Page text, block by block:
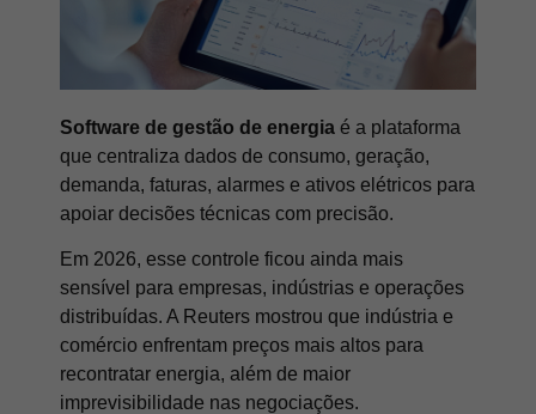
Software de gestão de energia é a plataforma
que centraliza dados de consumo, geração,
demanda, faturas, alarmes e ativos elétricos para
apoiar decisões técnicas com precisão.
Em 2026, esse controle ficou ainda mais
sensível para empresas, indústrias e operações
distribuídas. A Reuters mostrou que indústria e
comércio enfrentam preços mais altos para
recontratar energia, além de maior
imprevisibilidade nas negociações.